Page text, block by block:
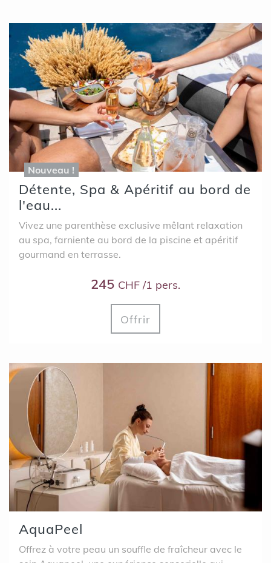
Nouveau !
Détente, Spa & Apéritif au bord de
l'eau...
Vivez une parenthèse exclusive mêlant relaxation
au spa, farniente au bord de la piscine et apéritif
gourmand en terrasse.
245 CHF /1 pers.
Offrir
AquaPeel
Offrez à votre peau un souffle de fraîcheur avec le